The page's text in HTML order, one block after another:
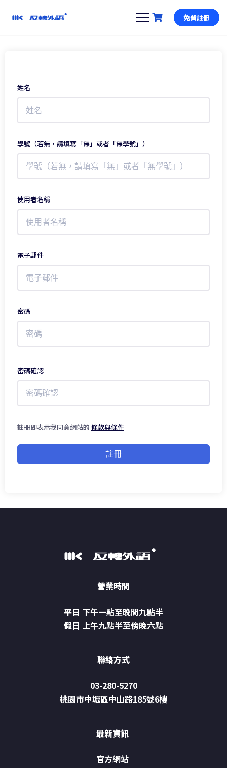
免費註冊
姓名
學號（若無，請填寫「無」或者「無學號」）
使用者名稱
電子郵件
密碼
密碼確認
註冊即表示我同意網站的 條款與條件
註冊
營業時間
平日 下午一點至晚間九點半
假日 上午九點半至傍晚六點
聯絡方式
03-280-5270
桃園市中壢區中山路185號6樓
最新資訊
官方網站